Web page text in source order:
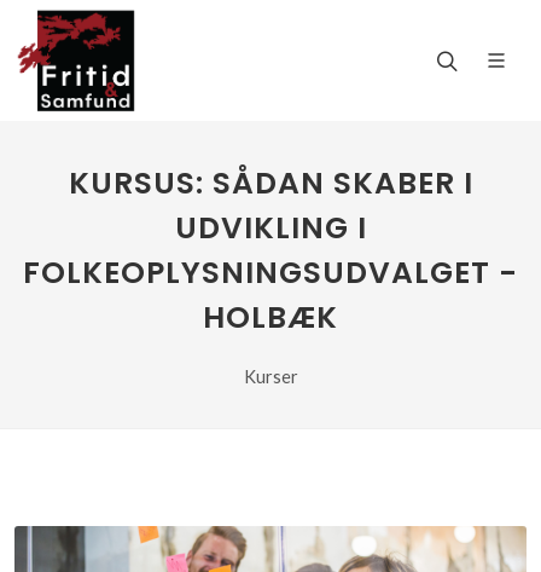
KURSUS: SÅDAN SKABER I
UDVIKLING I
FOLKEOPLYSNINGSUDVALGET -
HOLBÆK
Kurser